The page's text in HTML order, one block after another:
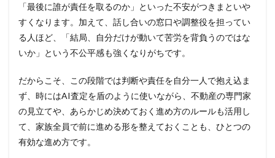
「最後に誰が責任を取るのか」といった不安がつきまといや
すくなります。加えて、話し合いの窓口や調整役を担ってい
る人ほど、「結局、自分だけが動いて苦労を背負うのではな
いか」という不公平感も強くなりがちです。
だからこそ、この段階では判断や責任を自分一人で抱え込ま
ず、時にはAI査定を盾のように使いながら、不動産の専門家
の見立てや、あらかじめ決めておく進め方のルールも活用し
て、家族全員で前に進める形を整えておくことも、ひとつの
有効な進め方です。